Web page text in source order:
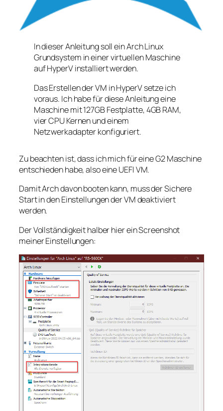
In dieser Anleitung soll ein Arch Linux
Grundsystem in einer virtuellen Maschine
auf HyperV installiert werden.
Das Erstellen der VM in HyperV setze ich
voraus. Ich habe für diese Anleitung eine
Maschine mit 127GB Festplatte, 4GB RAM,
vier CPU Kernen und einem
Netzwerkadapter konfiguriert.
Zu beachten ist, dass ich mich für eine G2 Maschine
entschieden habe, also eine UEFI VM.
Damit Arch davon booten kann, muss der Sichere
Start in den Einstellungen der VM deaktiviert
werden.
Der Vollständigkeit halber hier ein Screenshot
meiner Einstellungen: